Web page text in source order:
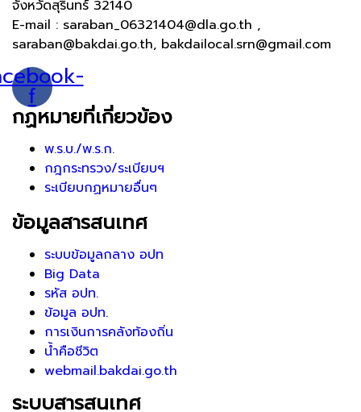
จังหวัดสุรินทร์ 32140
E-mail : saraban_06321404@dla.go.th ,
saraban@bakdai.go.th, bakdailocal.srn@gmail.com
f
กฏหมายที่เกี่ยวข้อง
พ.ร.บ./พ.ร.ก.
กฎกระทรวง/ระเบียบฯ
ระเบียบกฏหมายอื่นๆ
ข้อมูลสารสนเทศ
ระบบข้อมูลกลาง อปท
Big Data
รหัส อปท.
ข้อมูล อปท.
การเงินการคลังท้องถิ่น
น้ำคือชีวิต
webmail.bakdai.go.th
ระบบสารสนเทศ